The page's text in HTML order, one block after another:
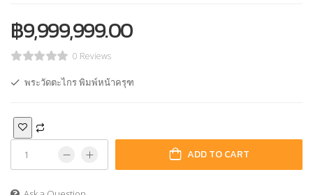
฿9,999,999.00
0 Reviews
พระวัดตะไกร พิมพ์หน้าครุฑ
ADD TO CART